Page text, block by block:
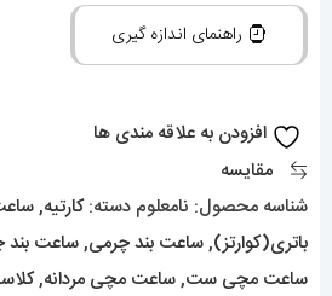
و
زنانه
تانک
بند
چرم
مشکی
صفحه
راهنمای اندازه گیری
افزودن به علاقه مندی ها
مقایسه
شناسه محصول: نامعلوم دسته:کارتیه,
باتری(کوارتز),ساعت بند چرمی,ساعت بند
ساعت مچی ست,ساعت مچی مردانه,